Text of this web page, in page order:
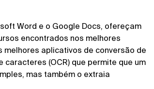
Word e o Google Docs, ofereçam
encontrados nos melhores
melhores aplicativos de conversão de
(OCR) que permite que um
mas também o extraia